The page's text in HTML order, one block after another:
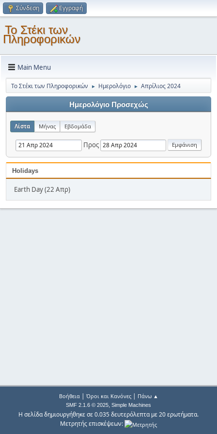
Σύνδεση Εγγραφή
Το Στέκι των
Πληροφορικών
Main Menu
Το Στέκι των Πληροφορικών ► Ημερολόγιο ► Απρίλιος 2024
Ημερολόγιο Προσεχώς
Λίστα Μήνας Εβδομάδα
Προς
Holidays
Earth Day (22 Απρ)
Βοήθεια| Όροι και Κανόνες| Πάνω ▲
SMF 2.1.6 © 2025, Simple Machines
Η σελίδα δημιουργήθηκε σε 0.035 δευτερόλεπτα με 20 ερωτήματα.
Μετρητής επισκέψεων: